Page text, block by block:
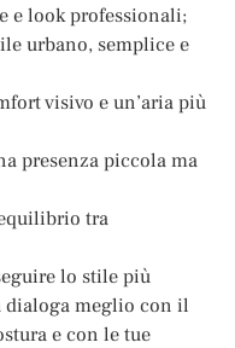
e look professionali;
urbano, semplice e
visivo e un’aria più
presenza piccola ma
tra
lo stile più
dialoga meglio con il
e con le tue